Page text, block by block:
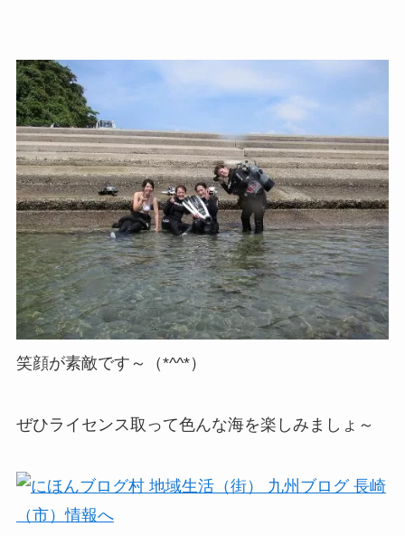
笑顔が素敵です～（*^^*）
ぜひライセンス取って色んな海を楽しみましょ～